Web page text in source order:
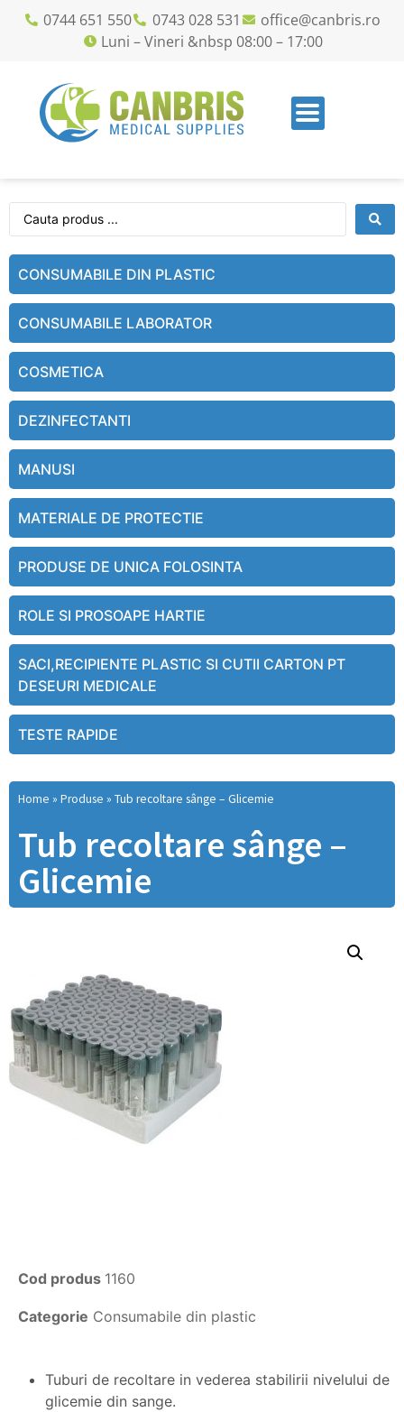
0744 651 550 0743 028 531
office@canbris.ro
Luni – Vineri &nbsp 08:00 – 17:00
CONSUMABILE DIN PLASTIC
CONSUMABILE LABORATOR
COSMETICA
DEZINFECTANTI
MANUSI
MATERIALE DE PROTECTIE
PRODUSE DE UNICA FOLOSINTA
ROLE SI PROSOAPE HARTIE
SACI,RECIPIENTE PLASTIC SI CUTII CARTON PT
DESEURI MEDICALE
TESTE RAPIDE
Home » Produse » Tub recoltare sânge – Glicemie
Tub recoltare sânge –
Glicemie
Cod produs 1160
Categorie Consumabile din plastic
Tuburi de recoltare in vederea stabilirii nivelului de
glicemie din sange.